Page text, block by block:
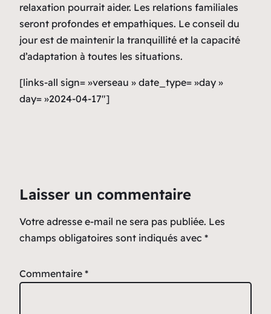
relaxation pourrait aider. Les relations familiales
seront profondes et empathiques. Le conseil du
jour est de maintenir la tranquillité et la capacité
d’adaptation à toutes les situations.
[links-all sign= »verseau » date_type= »day »
day= »2024-04-17″]
Laisser un commentaire
Votre adresse e-mail ne sera pas publiée. Les
champs obligatoires sont indiqués avec *
Commentaire *